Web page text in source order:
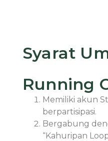
Syarat
Running
Memiliki akun
berpartisipasi.
Bergabung
“Kahuripan